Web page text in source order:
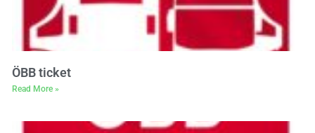
ÖBB ticket
Read More »